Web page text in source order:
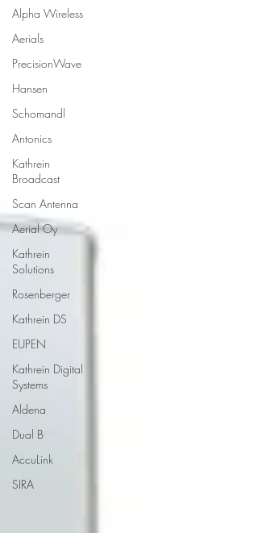
Alpha Wireless
Aerials
PrecisionWave
Hansen
Schomandl
Antonics
Kathrein
Broadcast
Scan Antenna
Aerial Oy
Kathrein
Solutions
Rosenberger
Kathrein DS
EUPEN
Kathrein Digital
Systems
Aldena
Dual B
AccuLink
SIRA